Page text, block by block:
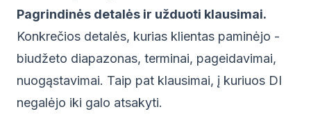
Pagrindinės detalės ir užduoti klausimai.
Konkrečios detalės, kurias klientas paminėjo -
biudžeto diapazonas, terminai, pageidavimai,
nuogąstavimai. Taip pat klausimai, į kuriuos DI
negalėjo iki galo atsakyti.